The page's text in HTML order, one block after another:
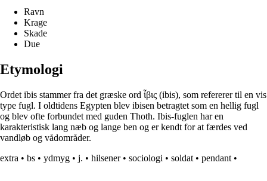
Ravn
Krage
Skade
Due
Etymologi
Ordet ibis stammer fra det græske ord ἶβις (ibis), som refererer til en vis
type fugl. I oldtidens Egypten blev ibisen betragtet som en hellig fugl
og blev ofte forbundet med guden Thoth. Ibis-fuglen har en
karakteristisk lang næb og lange ben og er kendt for at færdes ved
vandløb og vådområder.
extra • bs • ydmyg • j. • hilsener• sociologi • soldat • pendant •